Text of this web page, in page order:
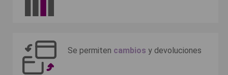
Se permiten cambios y devoluciones